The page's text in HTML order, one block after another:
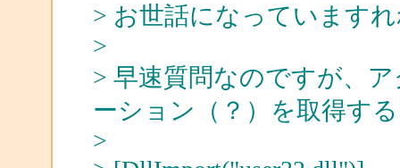
> お世話になっています
>
> 早速質問なのですが、
ーション（？）を取得す
>